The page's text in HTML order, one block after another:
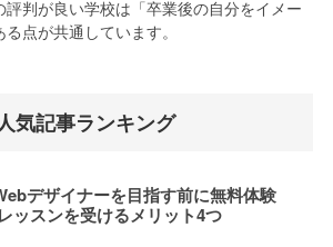
評判が良い学校は「卒業後の自分をイメー
点が共通しています。
気記事ランキング
デザイナーを目指す前に無料体験
レッスンを受けるメリット4つ